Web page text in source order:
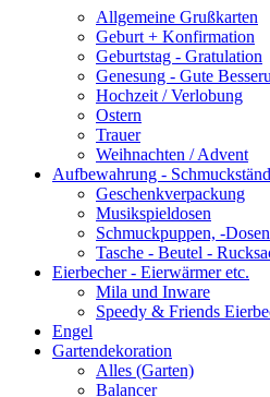
Allgemeine Grußkarten
Geburt + Konfirmation
Geburtstag - Gratulation
Genesung - Gute
Hochzeit / Verlobung
Ostern
Trauer
Weihnachten / Advent
Aufbewahrung -
Geschenkverpackung
Musikspieldosen
Schmuckpuppen, -
Tasche - Beutel -
Eierbecher - Eierwärmer etc.
Mila und Inware
Speedy & Friends
Engel
Gartendekoration
Alles (Garten)
Balancer